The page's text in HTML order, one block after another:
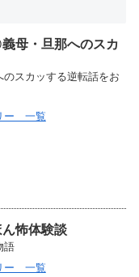
母・旦那へのスカ
のスカッする逆転話をお
ー 一覧
怖体験談
語
ー 一覧